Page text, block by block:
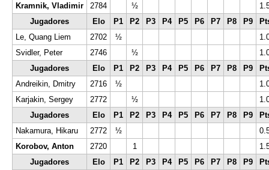
Kramnik, Vladimir
2784 ½
Jugadores
Elo P1 P2 P3 P4 P5 P6 P7 P8 P9
Le, Quang Liem
2702 ½
Svidler, Peter
2746 ½
Jugadores
Elo P1 P2 P3 P4 P5 P6 P7 P8 P9
Andreikin, Dmitry
2716 ½
Karjakin, Sergey
2772 ½
Jugadores
Elo P1 P2 P3 P4 P5 P6 P7 P8 P9
Nakamura, Hikaru
2772 ½
Korobov, Anton
2720 1
Jugadores
Elo P1 P2 P3 P4 P5 P6 P7 P8 P9